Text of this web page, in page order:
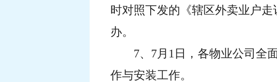
时对照下发的《辖区外卖业户
办。
7、7月1日，各物业公司全
作与安装工作。